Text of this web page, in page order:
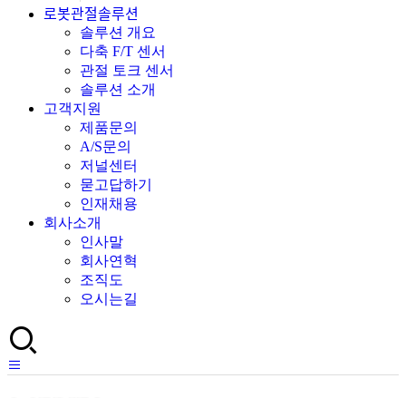
로봇관절솔루션
솔루션 개요
다축 F/T 센서
관절 토크 센서
솔루션 소개
고객지원
제품문의
A/S문의
저널센터
묻고답하기
인재채용
회사소개
인사말
회사연혁
조직도
오시는길